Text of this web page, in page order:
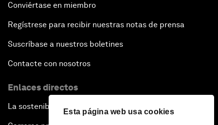
Esta página web usa cookies
Conviértase en miembro
Regístrese para recibir nuestras notas de prensa
Suscríbase a nuestros boletines
Contacte con nosotros
Enlaces directos
La sostenibilidad en el Foro